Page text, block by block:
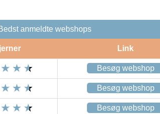
anmeldte webshops
Link
Besøg webshop
Besøg webshop
Besøg webshop